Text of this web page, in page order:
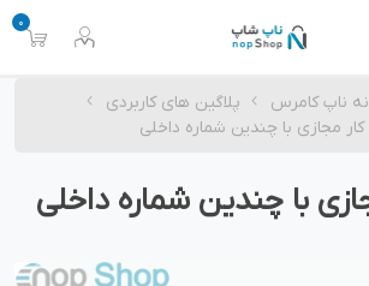
0
ناپ کامرس
پلاگین های کاربردی
کار مجازی با چندین شماره داخلی
با چندین شماره داخلی